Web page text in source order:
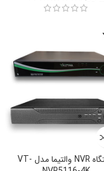
دستگاه NVR والتیما مدل VT-